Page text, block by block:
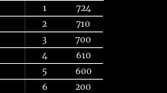
1
724
2
710
3
700
4
610
5
600
6
200